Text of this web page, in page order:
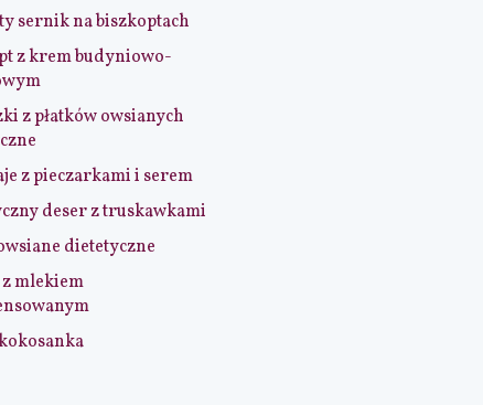
sernik na biszkoptach
z krem budyniowo-
z płatków owsianych
z pieczarkami i serem
deser z truskawkami
dietetyczne
mlekiem